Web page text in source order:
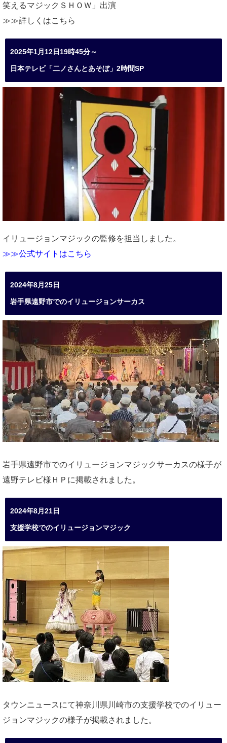
笑えるマジックＳＨＯＷ」出演
≫≫詳しくはこちら
2025年1月12日19時45分～
日本テレビ「二ノさんとあそぼ」2時間SP
イリュージョンマジックの監修を担当しました。
≫≫公式サイトはこちら
2024年8月25日
岩手県遠野市でのイリュージョンサーカス
岩手県遠野市でのイリュージョンマジックサーカスの様子が
遠野テレビ様ＨＰに掲載されました。
2024年8月21日
支援学校でのイリュージョンマジック
タウンニュースにて神奈川県川崎市の支援学校でのイリュー
ジョンマジックの様子が掲載されました。